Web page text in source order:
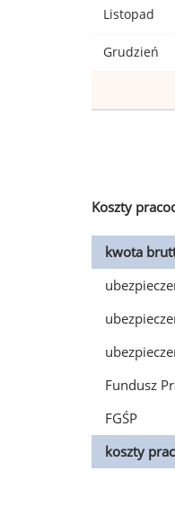
Listopad
Grudzień
Koszty
kwota
Fundusz
FGŚP
koszty